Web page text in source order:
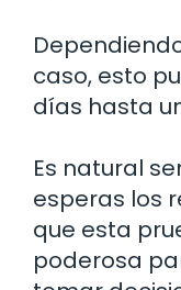
caso, esto
días hasta
Es natural
esperas los
que esta
poderosa